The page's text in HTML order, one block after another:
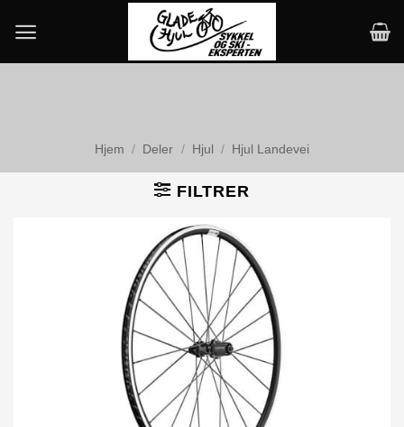
content
Hjem / Deler / Hjul / Hjul Landevei
FILTRER